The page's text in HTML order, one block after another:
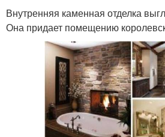
Внутренняя каменная отделка
Она придает помещению